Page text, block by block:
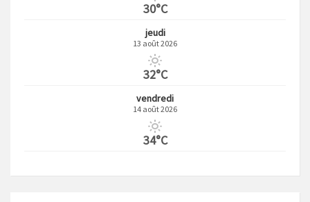
30°C
jeudi
13 août 2026
32°C
vendredi
14 août 2026
34°C